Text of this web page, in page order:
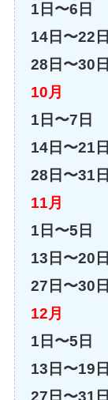
1日〜6日
14日〜22日
28日〜30日
10月
1日〜7日
14日〜21日
28日〜31日
11月
1日〜5日
13日〜20日
27日〜30日
12月
1日〜5日
13日〜19日
27日〜31日